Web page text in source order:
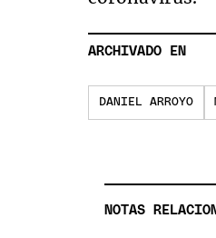
ARCHIVADO EN
DANIEL ARROYO
NOTAS